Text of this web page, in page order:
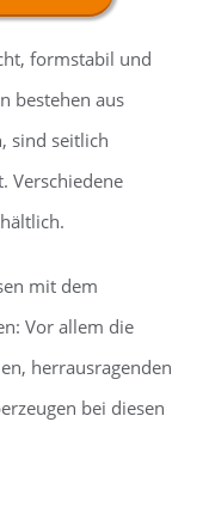
formstabil und
bestehen aus
sind seitlich
Verschiedene
mit dem
Vor allem die
herrausragenden
bei diesen